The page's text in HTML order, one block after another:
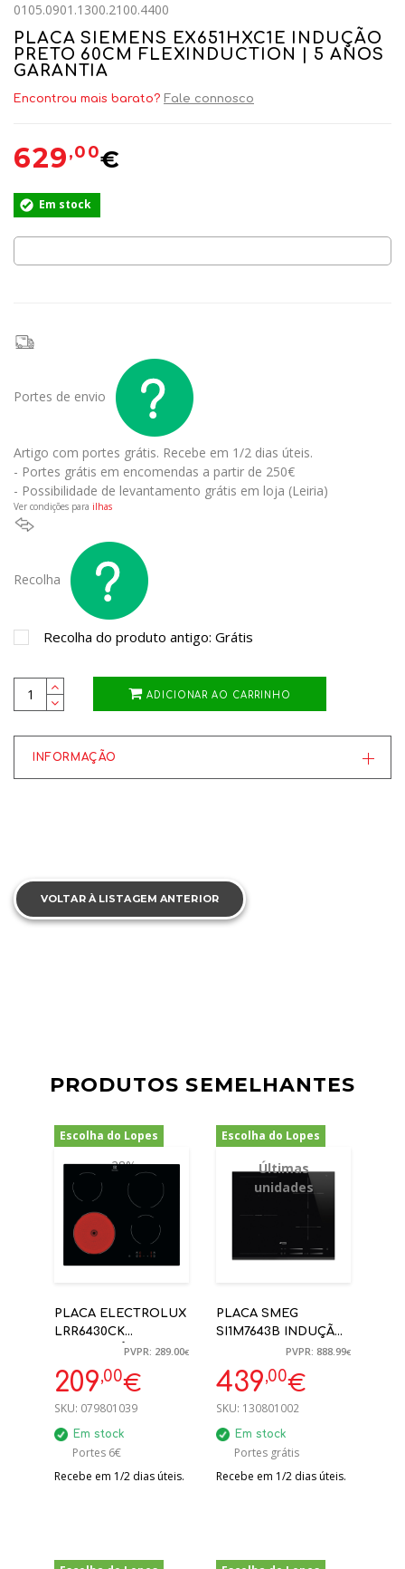
0105.0901.1300.2100.4400
PLACA SIEMENS EX651HXC1E INDUÇÃO
PRETO 60CM FLEXINDUCTION | 5 ANOS
GARANTIA
Encontrou mais barato? Fale connosco
629,00€
Em stock
Portes de envio
Artigo com portes grátis. Recebe em 1/2 dias úteis.
- Portes grátis em encomendas a partir de 250€
- Possibilidade de levantamento grátis em loja (Leiria)
Ver condições para ilhas
Recolha
Recolha do produto antigo: Grátis
ADICIONAR AO CARRINHO
INFORMAÇÃO
VOLTAR À LISTAGEM ANTERIOR
PRODUTOS SEMELHANTES
Escolha do Lopes
-28%
PLACA ELECTROLUX
LRR6430CK
VITROCERÂMICA
60CM
PVPR: 289.00€
209,00€
SKU: 079801039
Em stock
Portes 6€
Recebe em 1/2 dias úteis.
Escolha do Lopes
Últimas
unidades
-51%
PLACA SMEG
SI1M7643B INDUÇÃO
MULTIZONA FRENTE
BISELADA, PRETA,
60CM
PVPR: 888.99€
439,00€
SKU: 130801002
Em stock
Portes grátis
Recebe em 1/2 dias úteis.